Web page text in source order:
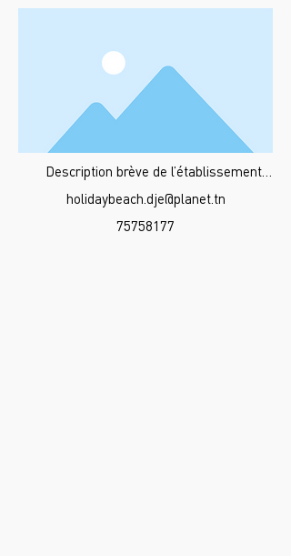
Description brève de l’établissement…
holidaybeach.dje@planet.tn
75758177